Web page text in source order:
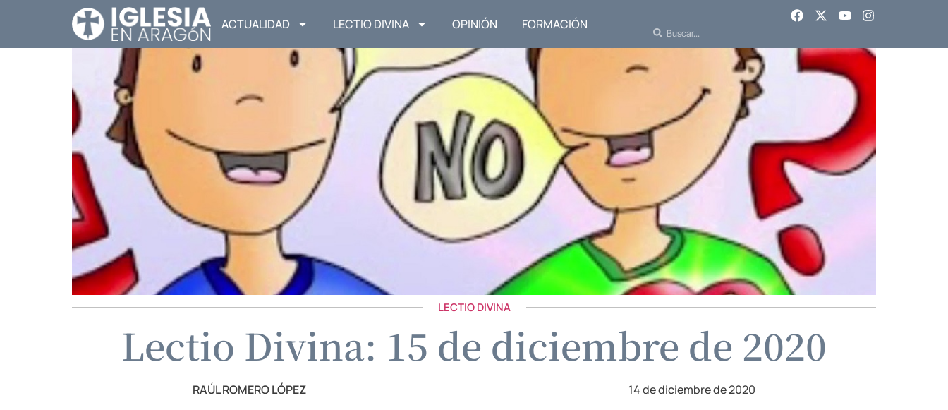
ACTUALIDAD LECTIO DIVINA OPINIÓN FORMACIÓN
LECTIO DIVINA
Lectio Divina: 15 de diciembre de 2020
RAÚL ROMERO LÓPEZ 14 de diciembre de 2020